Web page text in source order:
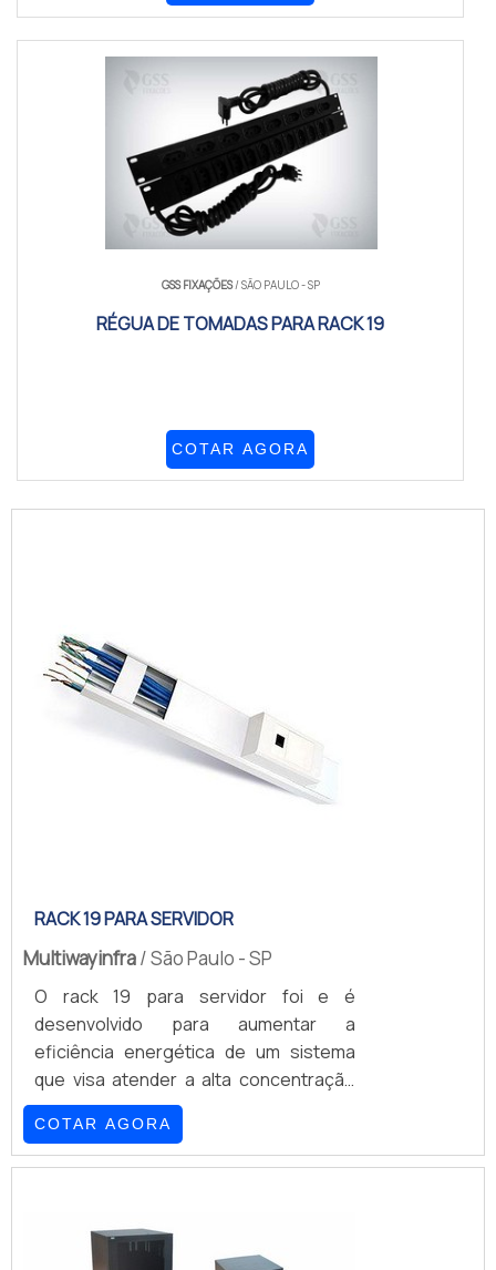
GSS FIXAÇÕES/ SÃO PAULO - SP
RÉGUA DE TOMADAS PARA RACK 19
COTAR AGORA
RACK 19 PARA SERVIDOR
Multiwayinfra/ São Paulo - SP
O rack 19 para servidor foi e é
desenvolvido para aumentar a
eficiência energética de um sistema
que visa atender a alta concentração
de tecnologia da informação (termos
que fazem referência à sigla
T.I).Também conhecido como Smart
consolidado de portas para racks
COTAR AGORA